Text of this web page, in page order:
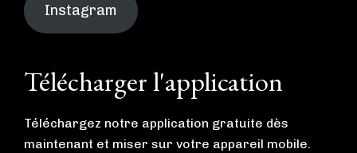
Instagram
Télécharger l'application
Téléchargez notre application gratuite dès
maintenant et miser sur votre appareil mobile.